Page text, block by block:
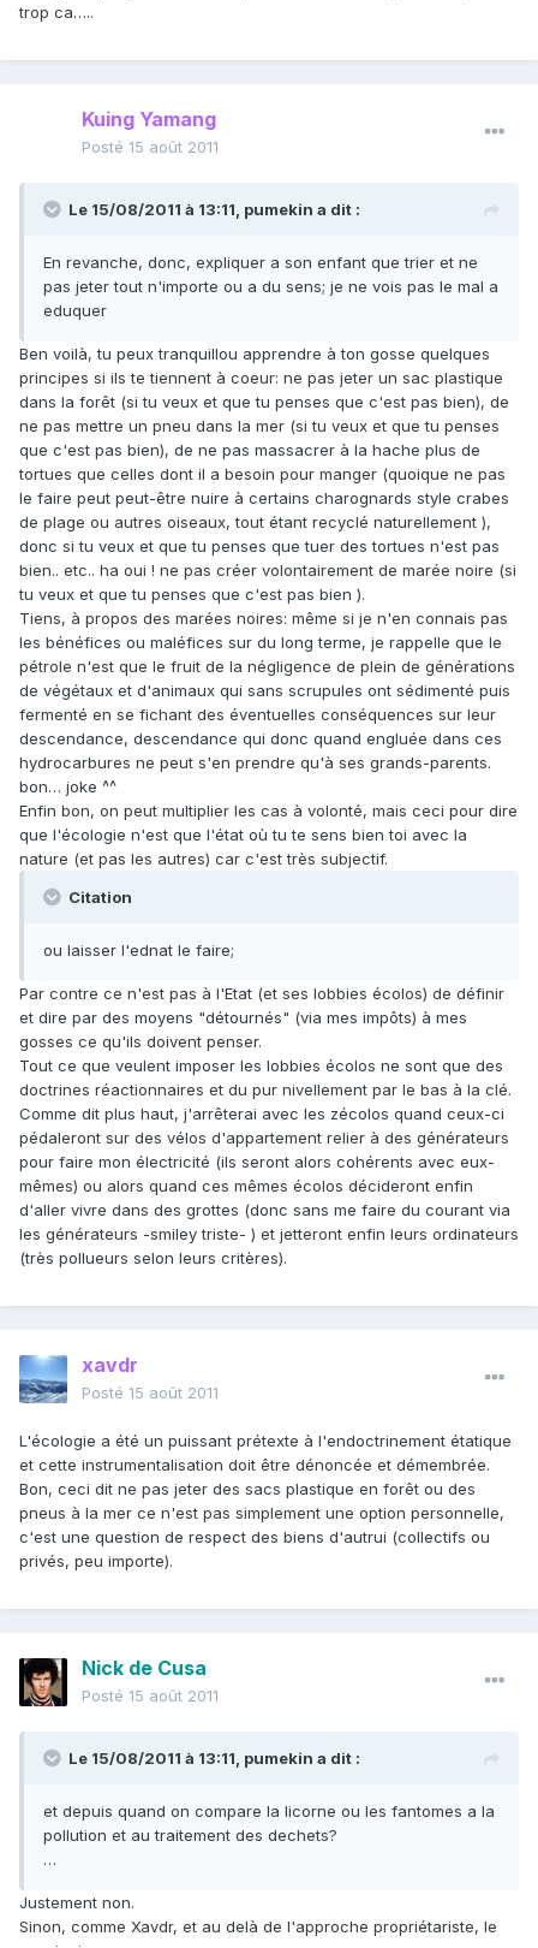
trop ca…..
Kuing Yamang
Posté 15 août 2011
Le 15/08/2011 à 13:11, pumekin a dit :
En revanche, donc, expliquer a son enfant que trier et ne
pas jeter tout n'importe ou a du sens; je ne vois pas le mal a
eduquer
Ben voilà, tu peux tranquillou apprendre à ton gosse quelques
principes si ils te tiennent à coeur: ne pas jeter un sac plastique
dans la forêt (si tu veux et que tu penses que c'est pas bien), de
ne pas mettre un pneu dans la mer (si tu veux et que tu penses
que c'est pas bien), de ne pas massacrer à la hache plus de
tortues que celles dont il a besoin pour manger (quoique ne pas
le faire peut peut-être nuire à certains charognards style crabes
de plage ou autres oiseaux, tout étant recyclé naturellement ),
donc si tu veux et que tu penses que tuer des tortues n'est pas
bien.. etc.. ha oui ! ne pas créer volontairement de marée noire (si
tu veux et que tu penses que c'est pas bien ).
Tiens, à propos des marées noires: même si je n'en connais pas
les bénéfices ou maléfices sur du long terme, je rappelle que le
pétrole n'est que le fruit de la négligence de plein de générations
de végétaux et d'animaux qui sans scrupules ont sédimenté puis
fermenté en se fichant des éventuelles conséquences sur leur
descendance, descendance qui donc quand engluée dans ces
hydrocarbures ne peut s'en prendre qu'à ses grands-parents.
bon… joke ^^
Enfin bon, on peut multiplier les cas à volonté, mais ceci pour dire
que l'écologie n'est que l'état où tu te sens bien toi avec la
nature (et pas les autres) car c'est très subjectif.
Citation
ou laisser l'ednat le faire;
Par contre ce n'est pas à l'Etat (et ses lobbies écolos) de définir
et dire par des moyens "détournés" (via mes impôts) à mes
gosses ce qu'ils doivent penser.
Tout ce que veulent imposer les lobbies écolos ne sont que des
doctrines réactionnaires et du pur nivellement par le bas à la clé.
Comme dit plus haut, j'arrêterai avec les zécolos quand ceux-ci
pédaleront sur des vélos d'appartement relier à des générateurs
pour faire mon électricité (ils seront alors cohérents avec eux-
mêmes) ou alors quand ces mêmes écolos décideront enfin
d'aller vivre dans des grottes (donc sans me faire du courant via
les générateurs -smiley triste- ) et jetteront enfin leurs ordinateurs
(très pollueurs selon leurs critères).
xavdr
Posté 15 août 2011
L'écologie a été un puissant prétexte à l'endoctrinement étatique
et cette instrumentalisation doit être dénoncée et démembrée.
Bon, ceci dit ne pas jeter des sacs plastique en forêt ou des
pneus à la mer ce n'est pas simplement une option personnelle,
c'est une question de respect des biens d'autrui (collectifs ou
privés, peu importe).
Nick de Cusa
Posté 15 août 2011
Le 15/08/2011 à 13:11, pumekin a dit :
et depuis quand on compare la licorne ou les fantomes a la
pollution et au traitement des dechets?
…
Justement non.
Sinon, comme Xavdr, et au delà de l'approche propriétariste, le